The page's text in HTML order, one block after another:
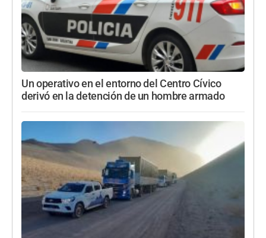
Un operativo en el entorno del Centro Cívico
derivó en la detención de un hombre armado